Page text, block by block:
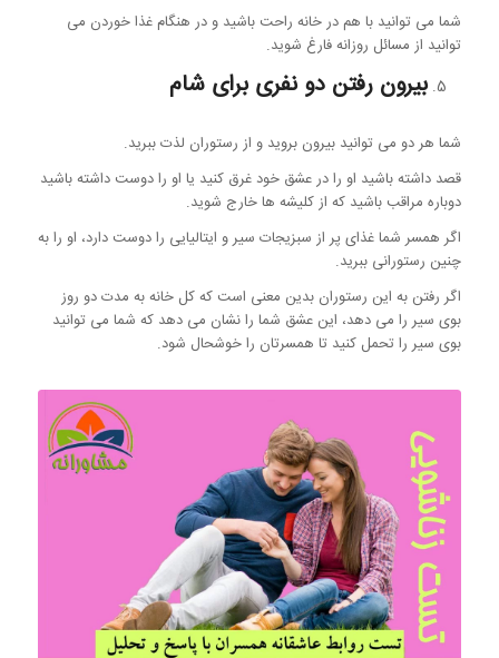
شما می توانید با هم در خانه راحت باشید و در هنگام غذا خوردن می
توانید از مسائل روزانه فارغ شوید.
بیرون رفتن دو نفری برای شام
شما هر دو می توانید بیرون بروید و از رستوران لذت ببرید.
قصد داشته باشید او را در عشق خود غرق کنید یا او را دوست داشته باشید
دوباره مراقب باشید که از کلیشه ها خارج شوید.
اگر همسر شما غذای پر از سبزیجات سیر و ایتالیایی را دوست دارد، او را به
چنین رستورانی ببرید.
اگر رفتن به این رستوران بدین معنی است که کل خانه به مدت دو روز
بوی سیر را می دهد، این عشق شما را نشان می دهد که شما می توانید
بوی سیر را تحمل کنید تا همسرتان را خوشحال شود.